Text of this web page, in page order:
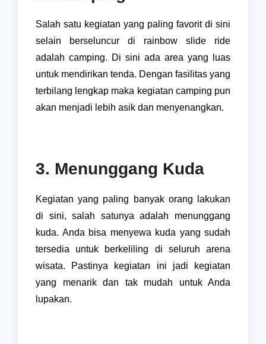
Salah satu kegiatan yang paling favorit di sini
selain berseluncur di rainbow slide ride
adalah camping. Di sini ada area yang luas
untuk mendirikan tenda. Dengan fasilitas yang
terbilang lengkap maka kegiatan camping pun
akan menjadi lebih asik dan menyenangkan.
3. Menunggang Kuda
Kegiatan yang paling banyak orang lakukan
di sini, salah satunya adalah menunggang
kuda. Anda bisa menyewa kuda yang sudah
tersedia untuk berkeliling di seluruh arena
wisata. Pastinya kegiatan ini jadi kegiatan
yang menarik dan tak mudah untuk Anda
lupakan.